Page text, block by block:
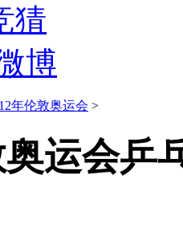
猜
博
年伦敦奥运会 >
运会乒